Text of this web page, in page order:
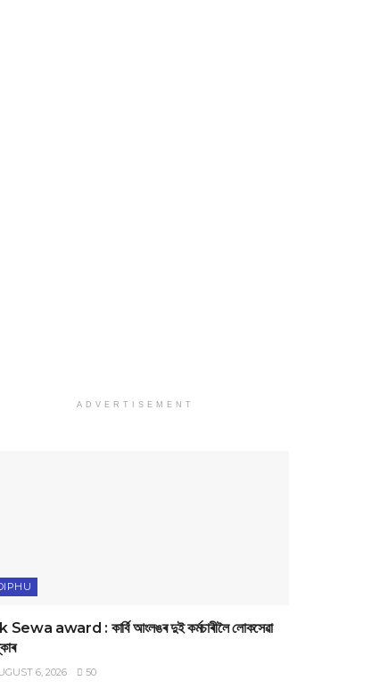
ADVERTISEMENT
Sewa award : কাৰ্বি আংলঙৰ দুই কৰ্মচাৰীলৈ লোকসেৱা
6, 2026 50